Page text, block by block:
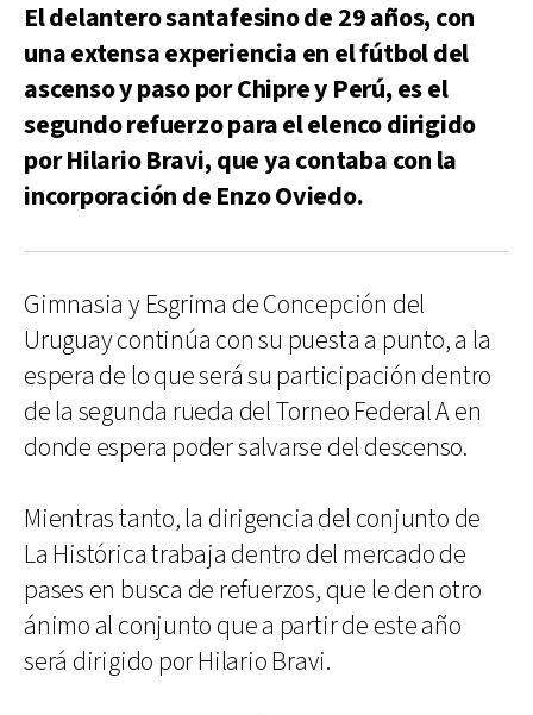
El delantero santafesino de 29 años, con
una extensa experiencia en el fútbol del
ascenso y paso por Chipre y Perú, es el
segundo refuerzo para el elenco dirigido
por Hilario Bravi, que ya contaba con la
incorporación de Enzo Oviedo.
Gimnasia y Esgrima de Concepción del
Uruguay continúa con su puesta a punto, a la
espera de lo que será su participación dentro
de la segunda rueda del Torneo Federal A en
donde espera poder salvarse del descenso.
Mientras tanto, la dirigencia del conjunto de
La Histórica trabaja dentro del mercado de
pases en busca de refuerzos, que le den otro
ánimo al conjunto que a partir de este año
será dirigido por Hilario Bravi.